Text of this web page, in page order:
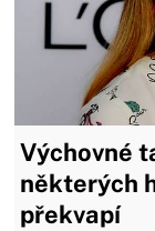
Výchovné
některých
překvapí